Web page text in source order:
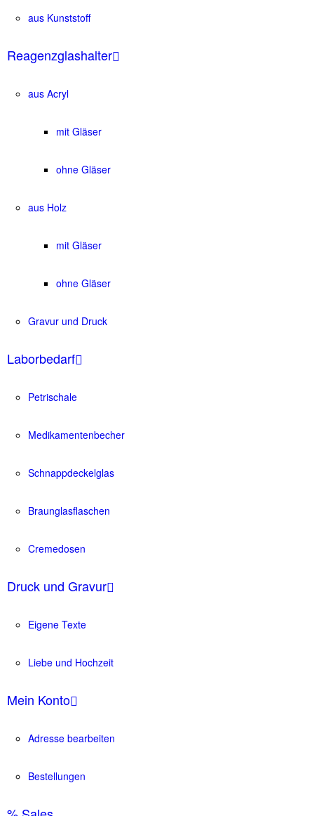
aus Kunststoff
Reagenzglashalter
aus Acryl
mit Gläser
ohne Gläser
aus Holz
mit Gläser
ohne Gläser
Gravur und Druck
Laborbedarf
Petrischale
Medikamentenbecher
Schnappdeckelglas
Braunglasflaschen
Cremedosen
Druck und Gravur
Eigene Texte
Liebe und Hochzeit
Mein Konto
Adresse bearbeiten
Bestellungen